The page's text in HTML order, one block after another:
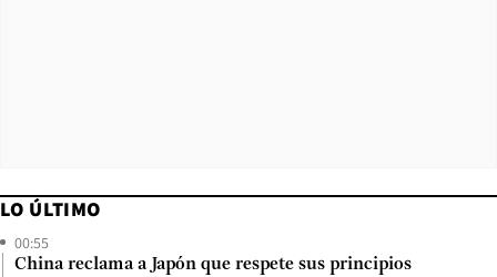
LO ÚLTIMO
00:55
China reclama a Japón que respete sus principios